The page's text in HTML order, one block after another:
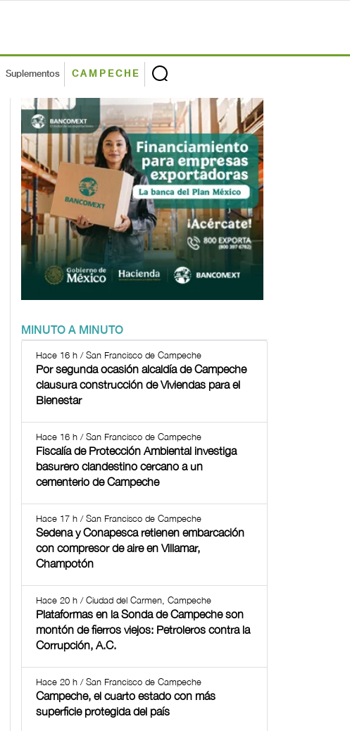
Suplementos CAMPECHE
MINUTO A MINUTO
Hace 16 h / San Francisco de Campeche
Por segunda ocasión alcaldía de Campeche
clausura construcción de Viviendas para el
Bienestar
Hace 16 h / San Francisco de Campeche
Fiscalía de Protección Ambiental investiga
basurero clandestino cercano a un
cementerio de Campeche
Hace 17 h / San Francisco de Campeche
Sedena y Conapesca retienen embarcación
con compresor de aire en Villamar,
Champotón
Hace 20 h / Ciudad del Carmen, Campeche
Plataformas en la Sonda de Campeche son
montón de fierros viejos: Petroleros contra la
Corrupción, A.C.
Hace 20 h / San Francisco de Campeche
Campeche, el cuarto estado con más
superficie protegida del país